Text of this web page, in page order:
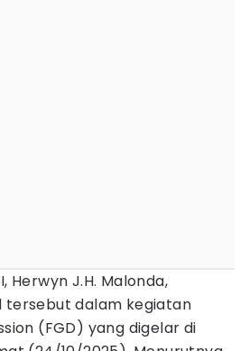
Herwyn J.H. Malonda,
tersebut dalam kegiatan
(FGD) yang digelar di